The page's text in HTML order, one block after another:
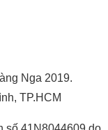
Nga 2019.
TP.HCM